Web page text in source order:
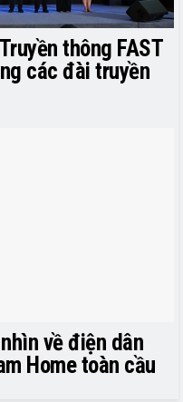
thông FAST
các đài truyền
về điện dân
Home toàn cầu